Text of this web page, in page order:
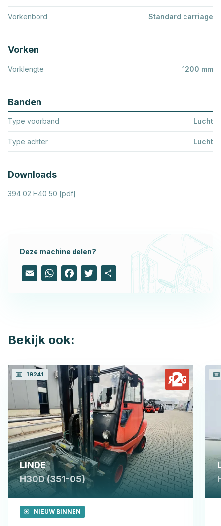
Vorkenbord Standard carriage
Vorken
Vorklengte 1200 mm
Banden
Type voorband Lucht
Type achter Lucht
Downloads
394 02 H40 50 [pdf]
Deze machine delen?
Email WhatsAppFacebook
Twitter
Bekijk ook:
19241
LINDE
H30D (351-05)
NIEUW BINNEN